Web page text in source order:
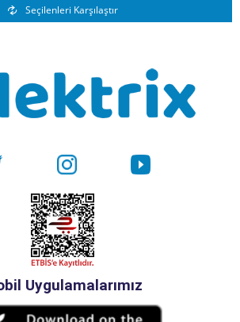
Benzer Ürünler
Seçilenleri Karşılaştır
Uygulamalarımız